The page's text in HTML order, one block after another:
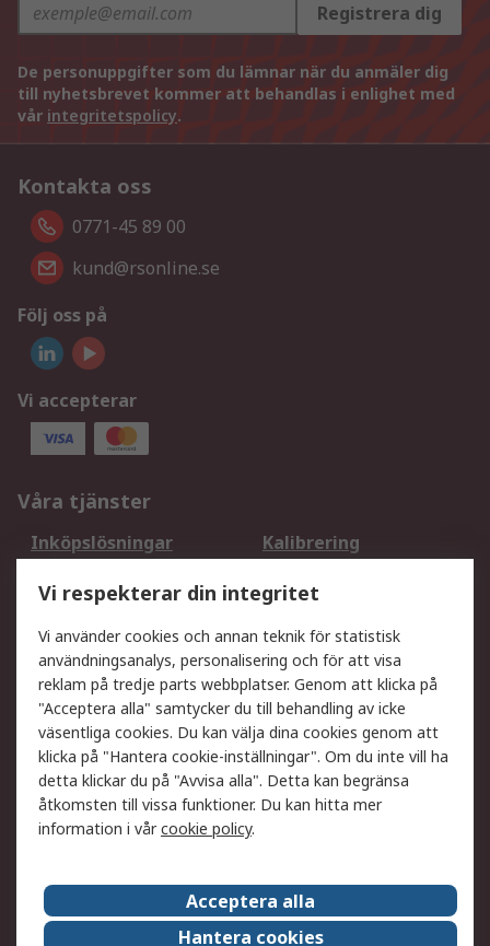
Registrera dig
De personuppgifter som du lämnar när du anmäler dig
till nyhetsbrevet kommer att behandlas i enlighet med
vår integritetspolicy.
Kontakta oss
0771-45 89 00
kund@rsonline.se
Följ oss på
Vi accepterar
Våra tjänster
Inköpslösningar
Kalibrering
DesignSpark
Teknisk Support
Ditt lokala säljteam
Exportlösningar
Support
Få hjälp
Retur av varor
Leverans
Spåra din order
Begär en fakturakopi
Fördelar med RS-konto
Betalningsalternativ
Om RS
Försäljningsvillkor
Vi respekterar din integritet
Vi använder cookies och annan teknik för statistisk
användningsanalys, personalisering och för att visa
reklam på tredje parts webbplatser. Genom att klicka på
"Acceptera alla" samtycker du till behandling av icke
väsentliga cookies. Du kan välja dina cookies genom att
klicka på "Hantera cookie-inställningar". Om du inte vill ha
detta klickar du på "Avvisa alla". Detta kan begränsa
åtkomsten till vissa funktioner. Du kan hitta mer
information i vårcookie policy.
Acceptera alla
Hantera cookies